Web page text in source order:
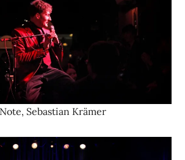
Sebastian Krämer